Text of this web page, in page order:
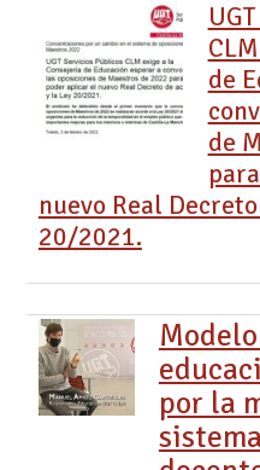
de
de
nuevo Real
20/2021.
por la